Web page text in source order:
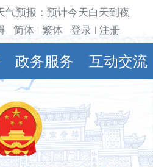
气预报：预计今天白天到夜间
简体 繁体 登录 注册
政务服务 互动交流